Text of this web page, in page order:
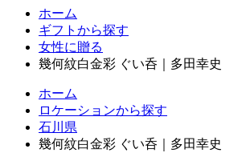
ホーム
ギフトから探す
女性に贈る
幾何紋白金彩 ぐい呑｜多田幸史
ホーム
ロケーションから探す
石川県
幾何紋白金彩 ぐい呑｜多田幸史